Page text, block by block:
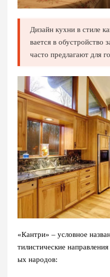
Дизайн кухни в стиле
вается в обустройство
часто предлагают для
«Кантри» – условное
тилистические
ых народов: